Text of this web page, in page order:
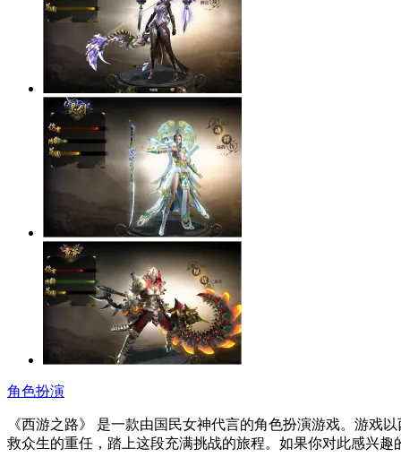
角色扮演
《西游之路》 是一款由国民女神代言的角色扮演游戏。游戏
救众生的重任，踏上这段充满挑战的旅程。如果你对此感兴